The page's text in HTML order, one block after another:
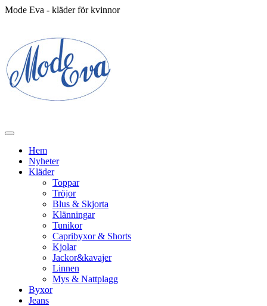
Mode Eva - kläder för kvinnor
Hem
Nyheter
Kläder
Toppar
Tröjor
Blus & Skjorta
Klänningar
Tunikor
Capribyxor & Shorts
Kjolar
Jackor&kavajer
Linnen
Mys & Nattplagg
Byxor
Jeans